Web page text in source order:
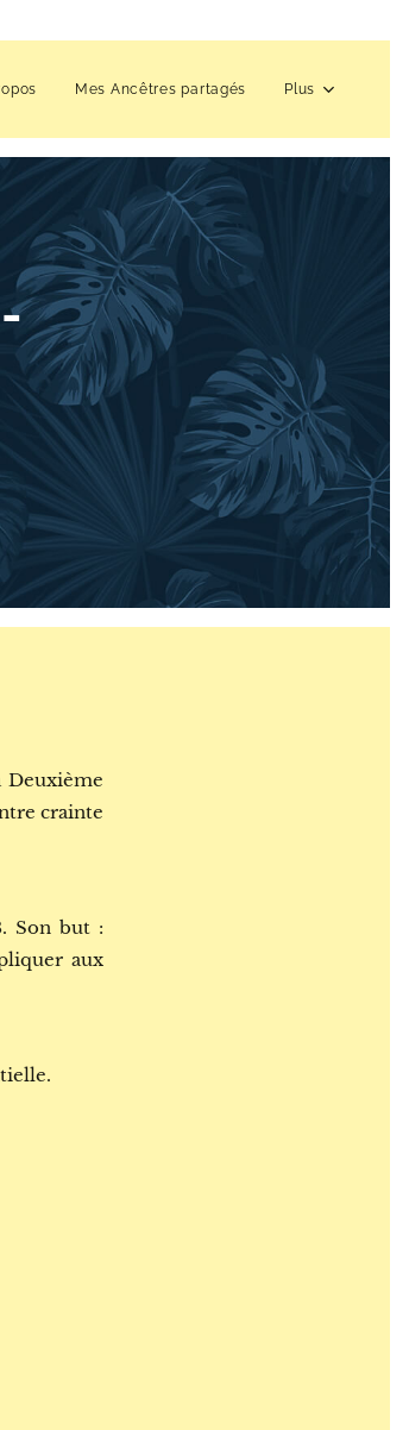
Mes Ancêtres partagés Plus
Deuxième
crainte
Son but :
aux